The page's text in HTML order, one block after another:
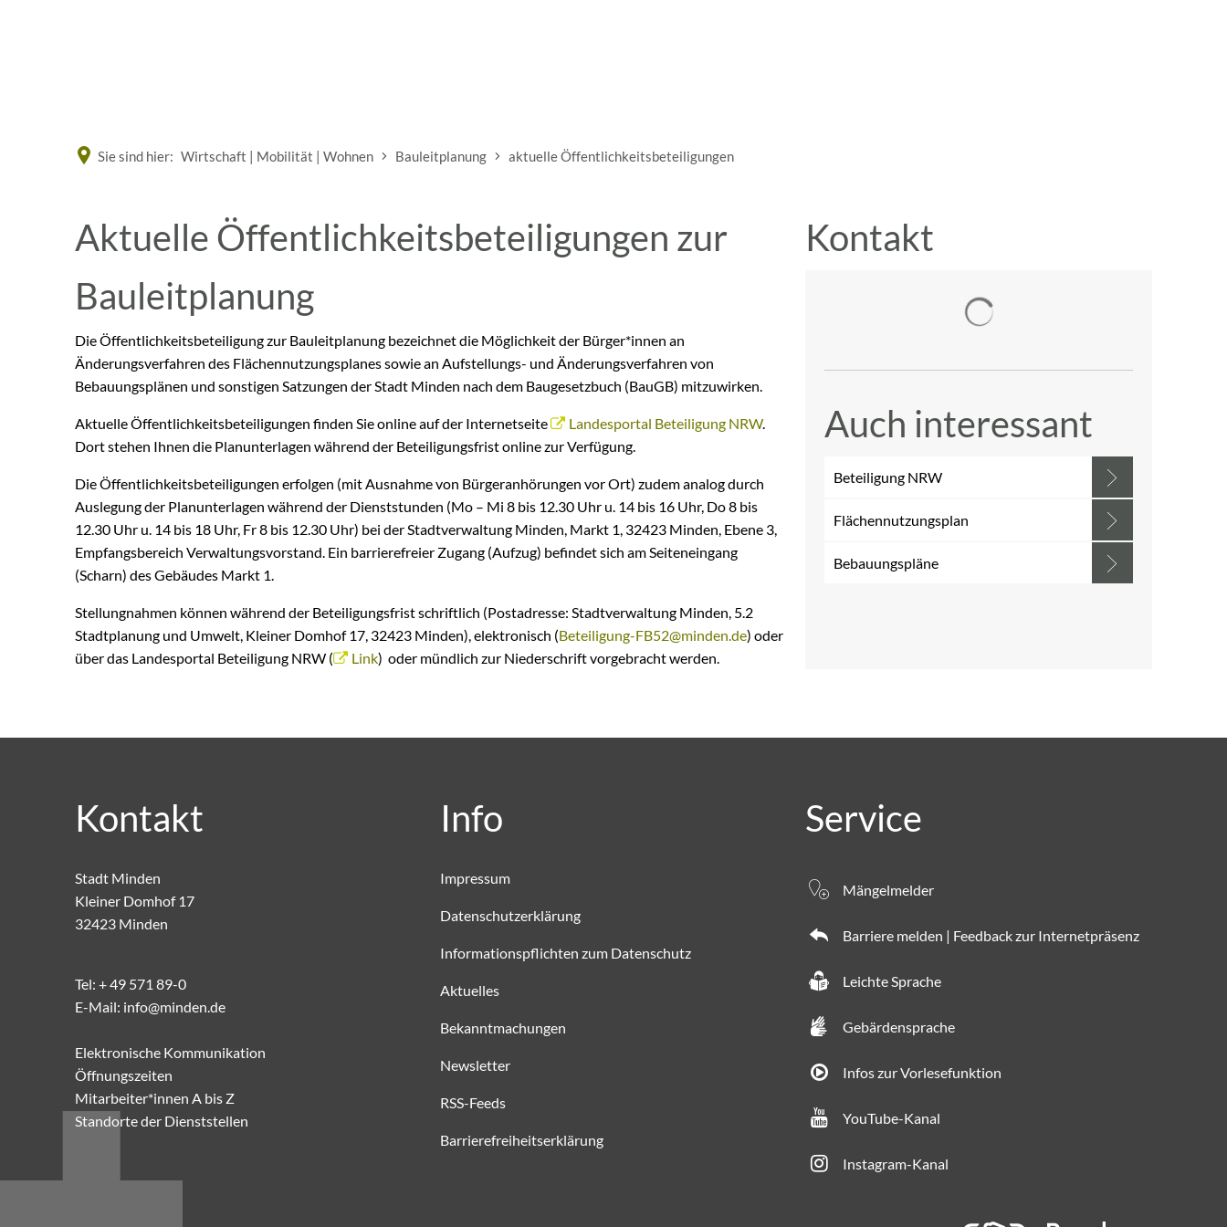
Sie sind hier: Wirtschaft | Mobilität | Wohnen Bauleitplanung aktuelle Öffentlichkeitsbeteiligungen
Aktuelle Öffentlichkeitsbeteiligungen zur
Bauleitplanung
Die Öffentlichkeitsbeteiligung zur Bauleitplanung bezeichnet die Möglichkeit der Bürger*innen an
Änderungsverfahren des Flächennutzungsplanes sowie an Aufstellungs- und Änderungsverfahren von
Bebauungsplänen und sonstigen Satzungen der Stadt Minden nach dem Baugesetzbuch (BauGB) mitzuwirken.
Aktuelle Öffentlichkeitsbeteiligungen finden Sie online auf der Internetseite Landesportal Beteiligung NRW.
Dort stehen Ihnen die Planunterlagen während der Beteiligungsfrist online zur Verfügung.
Die Öffentlichkeitsbeteiligungen erfolgen (mit Ausnahme von Bürgeranhörungen vor Ort) zudem analog durch
Auslegung der Planunterlagen während der Dienststunden (Mo – Mi 8 bis 12.30 Uhr u. 14 bis 16 Uhr, Do 8 bis
12.30 Uhr u. 14 bis 18 Uhr, Fr 8 bis 12.30 Uhr) bei der Stadtverwaltung Minden, Markt 1, 32423 Minden, Ebene 3,
Empfangsbereich Verwaltungsvorstand. Ein barrierefreier Zugang (Aufzug) befindet sich am Seiteneingang
(Scharn) des Gebäudes Markt 1.
Stellungnahmen können während der Beteiligungsfrist schriftlich (Postadresse: Stadtverwaltung Minden, 5.2
Stadtplanung und Umwelt, Kleiner Domhof 17, 32423 Minden), elektronisch (Beteiligung-FB52@minden.de) oder
über das Landesportal Beteiligung NRW (
Link) oder mündlich zur Niederschrift vorgebracht werden.
Kontakt
Auch interessant
Beteiligung NRW
Flächennutzungsplan
Bebauungspläne
Kontakt
Stadt Minden
Kleiner Domhof 17
32423 Minden
Tel: + 49 571 89-0
E-Mail: info@minden.de
Elektronische Kommunikation
Öffnungszeiten
Mitarbeiter*innen A bis Z
Standorte der Dienststellen
Info
Impressum
Datenschutzerklärung
Informationspflichten zum Datenschutz
Aktuelles
Bekanntmachungen
Newsletter
RSS-Feeds
Barrierefreiheitserklärung
Service
Mängelmelder
Barriere melden | Feedback zur Internetpräsenz
Leichte Sprache
Gebärdensprache
Infos zur Vorlesefunktion
YouTube-Kanal
Instagram-Kanal